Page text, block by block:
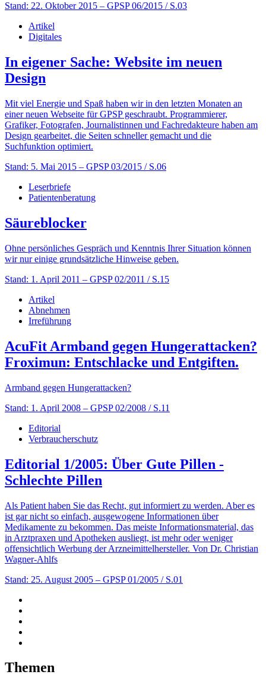
Stand: 22. Oktober 2015 – GPSP 06/2015 / S.03
Artikel
Digitales
In eigener Sache: Website im neuen
Design
Mit viel Energie und Spaß haben wir in den letzten Monaten an
einer neuen Webseite für GPSP geschraubt. Programmierer,
Grafiker, Fotografen, Journalistinnen und Fachredakteure haben am
Design gearbeitet, die Seiten schneller gemacht und die
Suchfunktion optimiert.
Stand: 5. Mai 2015 – GPSP 03/2015 / S.06
Leserbriefe
Patientenberatung
Säureblocker
Ohne persönliches Gespräch und Kenntnis Ihrer Situation können
wir nur einige grundsätzliche Hinweise geben.
Stand: 1. April 2011 – GPSP 02/2011 / S.15
Artikel
Abnehmen
Irreführung
AcuFit Armband gegen Hungerattacken?
Froximun: Entschlacke und Entgiften.
Armband gegen Hungerattacken?
Stand: 1. April 2008 – GPSP 02/2008 / S.11
Editorial
Verbraucherschutz
Editorial 1/2005: Über Gute Pillen -
Schlechte Pillen
Als Patient haben Sie das Recht, gut informiert zu werden. Aber es
ist gar nicht so einfach, ausgewogene Informationen über
Medikamente zu bekommen. Das meiste Informationsmaterial, das
in Arztpraxen und Apotheken ausliegt, ist mehr oder weniger
offensichtlich Werbung der Arzneimittelhersteller. Von Dr. Christian
Wagner-Ahlfs
Stand: 25. August 2005 – GPSP 01/2005 / S.01
Themen